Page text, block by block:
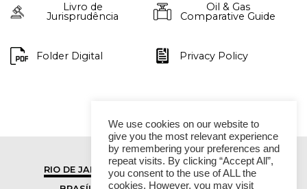
Livro de
Jurisprudência
Oil & Gas
Comparative Guide
Folder Digital Privacy Policy
RIO DE JANEIRO
SÃO PAULO
We use cookies on our website to
give you the most relevant experience
by remembering your preferences and
repeat visits. By clicking “Accept All”,
you consent to the use of ALL the
cookies. However, you may visit